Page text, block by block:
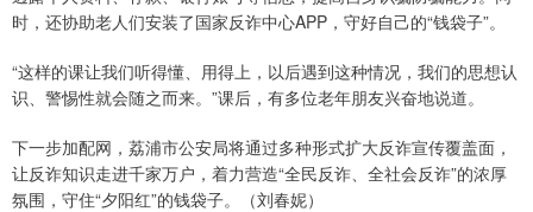
时，还协助老人们安装了国家反诈中心APP，守好自己的“钱袋子”。
“这样的课让我们听得懂、用得上，以后遇到这种情况，我们的思想认
识、警惕性就会随之而来。”课后，有多位老年朋友兴奋地说道。
下一步加配网，荔浦市公安局将通过多种形式扩大反诈宣传覆盖面，
让反诈知识走进千家万户，着力营造“全民反诈、全社会反诈”的浓厚
氛围，守住“夕阳红”的钱袋子。（刘春妮）